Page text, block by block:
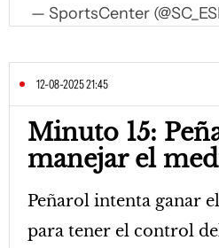
— SportsCenter
12-08-2025 21:45
Minuto 15:
manejar el
Peñarol intenta ganar
para tener el control